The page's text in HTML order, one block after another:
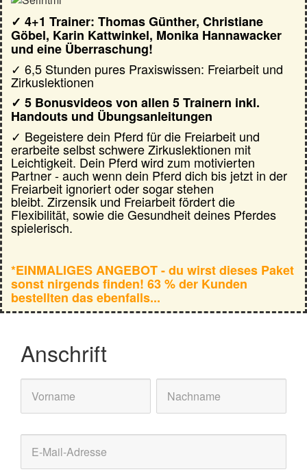
✓ 4+1 Trainer: Thomas Günther, Christiane
Göbel, Karin Kattwinkel, Monika Hannawacker
und eine Überraschung!
✓ 6,5 Stunden pures Praxiswissen: Freiarbeit und
Zirkuslektionen
✓ 5 Bonusvideos von allen 5 Trainern inkl.
Handouts und Übungsanleitungen
✓ Begeistere dein Pferd für die Freiarbeit und
erarbeite selbst schwere Zirkuslektionen mit
Leichtigkeit. Dein Pferd wird zum motivierten
Partner - auch wenn dein Pferd dich bis jetzt in der
Freiarbeit ignoriert oder sogar stehen
bleibt. Zirzensik und Freiarbeit fördert die
Flexibilität, sowie die Gesundheit deines Pferdes
spielerisch.
*EINMALIGES ANGEBOT - du wirst dieses Paket
sonst nirgends finden! 63 % der Kunden
bestellten das ebenfalls...
Anschrift